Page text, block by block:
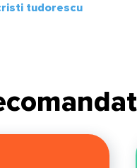
tudorescu